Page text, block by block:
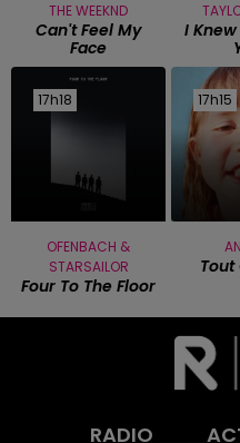
THE WEEKND
Can't Feel My
Face
I
17h18
17h18
OFENBACH &
STARSAILOR
Four To The Floor
17h15
17h15
RADIO